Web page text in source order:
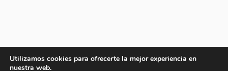
Utilizamos cookies para ofrecerte la mejor experiencia en
nuestra web.